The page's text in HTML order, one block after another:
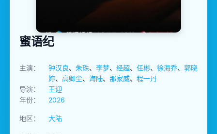
蜜语纪
主演： 钟汉良、 朱珠、 李梦、 经超、 任彬、 徐海乔、 郭晓
婷、 高卿尘、 海陆、 那家威、 程一丹
导演：
王迎
年份：
2026
地区： 大陆